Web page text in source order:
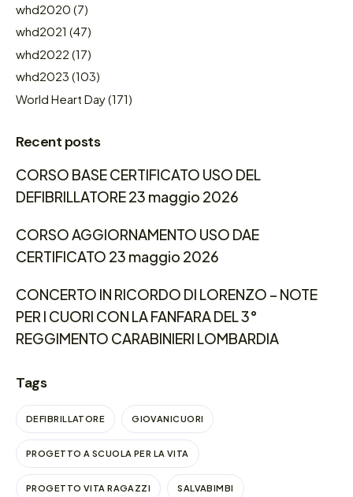
whd2020 (7)
whd2021 (47)
whd2022 (17)
whd2023 (103)
World Heart Day(171)
Recent posts
CORSO BASE CERTIFICATO USO DEL
DEFIBRILLATORE 23 maggio 2026
CORSO AGGIORNAMENTO USO DAE
CERTIFICATO 23 maggio 2026
CONCERTO IN RICORDO DI LORENZO – NOTE
PER I CUORI CON LA FANFARA DEL 3°
REGGIMENTO CARABINIERI LOMBARDIA
Tags
DEFIBRILLATORE GIOVANICUORI
PROGETTO A SCUOLA PER LA VITA
PROGETTO VITA RAGAZZI SALVABIMBI